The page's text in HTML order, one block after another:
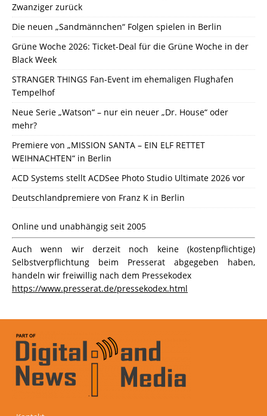
Zwanziger zurück
Die neuen „Sandmännchen“ Folgen spielen in Berlin
Grüne Woche 2026: Ticket-Deal für die Grüne Woche in der
Black Week
STRANGER THINGS Fan-Event im ehemaligen Flughafen
Tempelhof
Neue Serie „Watson“ – nur ein neuer „Dr. House“ oder
mehr?
Premiere von „MISSION SANTA – EIN ELF RETTET
WEIHNACHTEN“ in Berlin
ACD Systems stellt ACDSee Photo Studio Ultimate 2026 vor
Deutschlandpremiere von Franz K in Berlin
Online und unabhängig seit 2005
Auch wenn wir derzeit noch keine (kostenpflichtige)
Selbstverpflichtung beim Presserat abgegeben haben,
handeln wir freiwillig nach dem Pressekodex
https://www.presserat.de/pressekodex.html